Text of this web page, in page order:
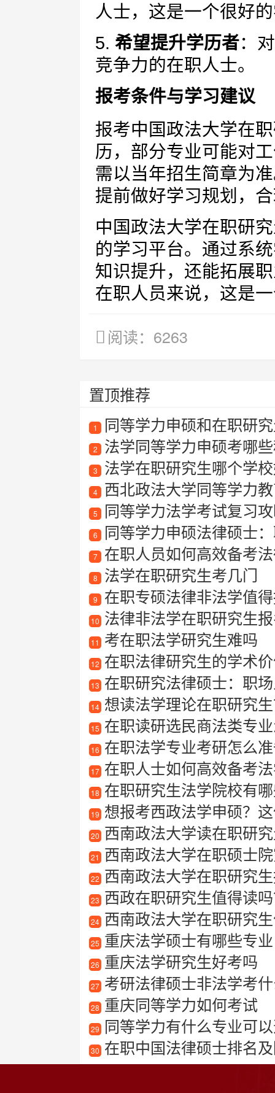
人士，这是一个很好
5. 希望提升学历者：
竞争力的在职人士。
报考条件与学习建议
报考中国政法大学在
历，部分专业可能对
需以当年招生简章为
提前做好学习规划，
中国政法大学在职研
的学习平台。通过系
知识提升，还能拓展
在职人员来说，这是
阅读：6263
置顶推荐
1 同等学力申硕和在职研
2 法学同等学力申硕考哪
3 法学在职研究生哪个学
4 西北政法大学同等学力
5 同等学力法学考试复习
6 同等学力申硕法律硕士
7 在职人员如何高效备考
8 法学在职研究生考几门
9 在职专硕法律非法学值
10 法律非法学在职研究生
11 考在职法学研究生难吗
12 在职法律研究生的学术
13 在职研究法律硕士：职
14 想读法学理论在职研究生
15 在职读研选民商法类专
16 在职法学专业考研怎么
17 在职人士如何高效备考
18 在职研究生法学院校有
19 想报考西政法学申硕？
20 西南政法大学读在职研
21 西南政法大学在职硕士院
22 西南政法大学在职研究生
23 西政在职研究生值得读
24 西南政法大学在职研究
25 重庆法学硕士有哪些专业
26 重庆法学研究生好考吗
27 考研法律硕士非法学考
28 重庆同等学力如何考试
29 同等学力有什么专业可
30 在职中国法律硕士排名